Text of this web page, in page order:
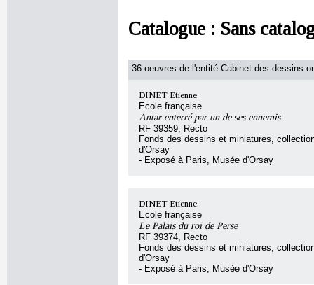
Catalogue : Sans
36 oeuvres de l'entité Cabinet des dessins
DINET Etienne
Ecole française
Antar enterré par un de ses ennemis
RF 39359, Recto
Fonds des dessins et miniatures,
d'Orsay
- Exposé à Paris, Musée d'Orsay
DINET Etienne
Ecole française
Le Palais du roi de Perse
RF 39374, Recto
Fonds des dessins et miniatures,
d'Orsay
- Exposé à Paris, Musée d'Orsay